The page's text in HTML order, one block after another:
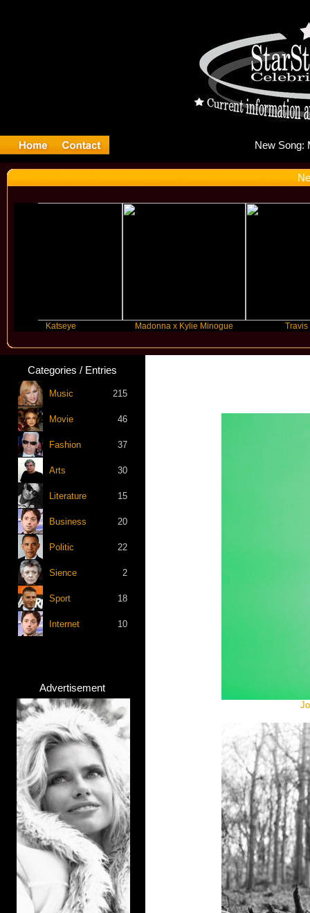
Madonna x Kylie Minogue Travis Scott
Categories / Entries
Music 215
Movie 46
Fashion 37
Arts 30
Literature 15
Business 20
Politic 22
Sience 2
Sport 18
Internet 10
Advertisement